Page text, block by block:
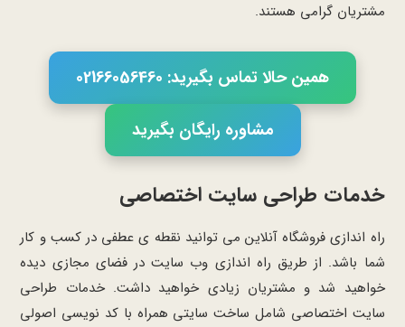
مشتریان گرامی هستند.
همین حالا تماس بگیرید: 02166056460
مشاوره رایگان بگیرید
خدمات طراحی سایت اختصاصی
راه اندازی فروشگاه آنلاین می توانید نقطه ی عطفی در کسب و کار
شما باشد. از طریق راه اندازی وب سایت در فضای مجازی دیده
خواهید شد و مشتریان زیادی خواهید داشت. خدمات طراحی
سایت اختصاصی شامل ساخت سایتی همراه با کد نویسی اصولی